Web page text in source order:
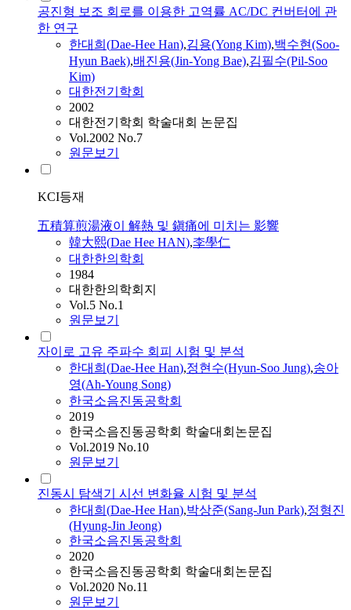
공진형 보조 회로를 이용한 고역률 AC/DC 컨버터에 관
한 연구
한대희 (Dae-Hee Han),김용(Yong Kim),백수현(Soo-
Hyun Baek),배진용(Jin-Yong Bae),김필수(Pil-Soo
Kim)
대한전기학회
2002
대한전기학회 학술대회 논문집
Vol.2002 No.7
원문보기
KCI등재
五積算煎湯液이 解熱 및 鎭痛에 미치는 影響
韓大熙(Dae Hee HAN),李學仁
대한한의학회
1984
대한한의학회지
Vol.5 No.1
원문보기
자이로 고유 주파수 회피 시험 및 분석
한대희 (Dae-Hee Han),정현수(Hyun-Soo Jung),송아
영(Ah-Young Song)
한국소음진동공학회
2019
한국소음진동공학회 학술대회논문집
Vol.2019 No.10
원문보기
진동시 탐색기 시선 변화율 시험 및 분석
한대희 (Dae-Hee Han),박상준(Sang-Jun Park),정형진
(Hyung-Jin Jeong)
한국소음진동공학회
2020
한국소음진동공학회 학술대회논문집
Vol.2020 No.11
원문보기